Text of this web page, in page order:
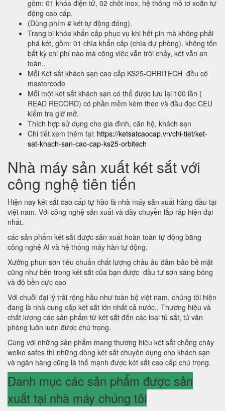
gồm: 01 khóa điện tử, 02 chốt inox, hệ thống mô tơ xoắn tự
động cao cấp.
(Dùng phím # két tự động đóng).
Trang bị khóa khẩn cấp phục vụ khi hết pin mà không phải
phá két, gồm: 01 chìa khẩn cấp (chìa dự phòng). không tốn
bất kỳ chi phí nào mà công việc vẫn trôi chảy, két vẫn an
toàn..
Mỗi Két sắt khách sạn cao cấp KS25-ORBITECH đều có
mastercode
Mỗi một két sắt khách sạn có thể được lưu lại 100 lần (
READ RECORD) có phần mềm kèm theo và đầu đọc CEU
kiểm tra giờ mở.
Thích hợp sử dụng cho gia đình, căn hộ, khách sạn
Chi tiết xem thêm tại: https://ketsatcaocap.vn/chi-tiet/ket-
sat-khach-san-cao-cap-ks25-orbitech
Nhà máy sản xuất két sắt với
công nghệ tiên tiến
Hiện nay két sắt cao cấp tự hào là nhà máy sản xuất hàng đầu tại
việt nam. Với công nghệ sản xuất và dây chuyền lắp ráp hiện đại
nhất.
các sản phẩm két sắt được sản xuất hoàn toàn tự động bằng
công nghệ AI và hệ thống máy hàn tự động.
Xưởng phun sơn tiêu chuẩn chất lượng châu âu đảm bảo bề mặt
cũng như bên trong két sắt của bạn được đầu tư sơn sáng bóng
và độ bền cực cao
Với chuỗi đại lý trải rộng hầu như toàn bộ việt nam, chúng tôi hiện
đang là nhà cung cấp két sắt lớn nhất cả nước., Thương hiệu và
chất lượng các sản phẩm từ két sắt đến các loại tủ sắt, tủ văn
phòng luôn luôn được chú trọng.
Cùng với những sản phẩm mang thương hiệu két sắt chống cháy
welko safes thì những dòng két sắt chuyên dụng cho khách sạn
và ngân hàng cũng là thế mạnh được két sắt cao cấp chú trọng.
Danh mục các sản phẩm được sản
xuất tại nhà máy chúng tôi